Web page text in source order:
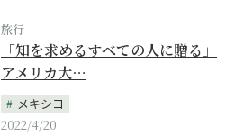
旅行
「知を求めるすべての人に贈る」
アメリカ大…
メキシコ
2022/4/20